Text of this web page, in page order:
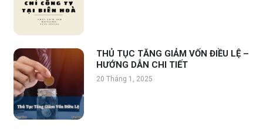
THỦ TỤC TĂNG GIẢM VỐN ĐIỀU LỆ –
HƯỚNG DẪN CHI TIẾT
20 Tháng 1, 2025